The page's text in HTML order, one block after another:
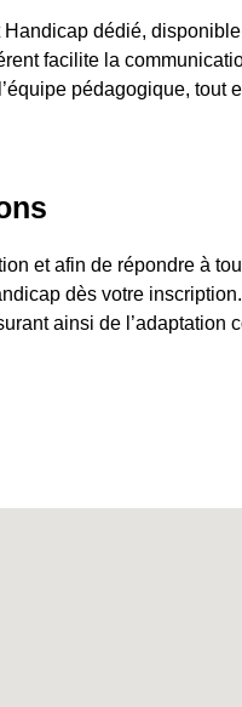
Handicap dédié,
facilite la
pédagogique, tout
et afin de répondre à
dès votre
ainsi de l’adaptation